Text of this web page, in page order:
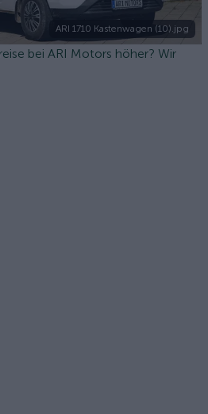
ARI 1710 Kastenwagen (10).jpg
bei ARI Motors höher? Wir